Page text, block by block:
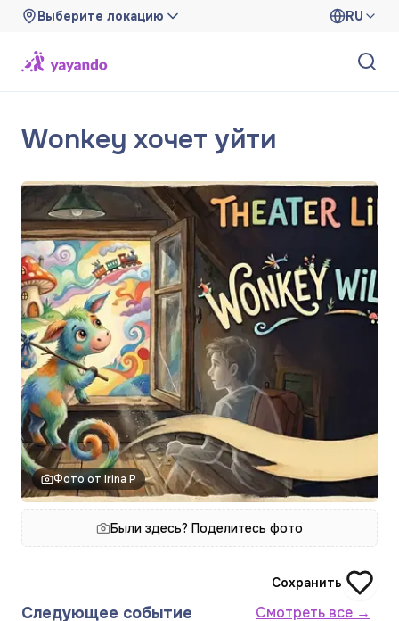
Выберите локацию RU
Wonkey хочет уйти
Фото от Irina P
Были здесь? Поделитесь фото
Сохранить
Следующее событие
Смотреть все →